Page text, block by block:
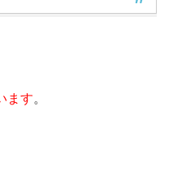
ます。